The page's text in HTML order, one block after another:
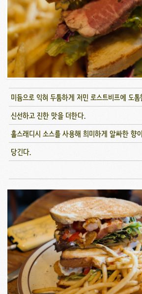
미듐으로 익혀 두툼하게 저민 로스트비프에 도
신선하고 진한 맛을 더한다.
홀스래디시 소스를 사용해 희미하게 알싸한 향
당긴다.